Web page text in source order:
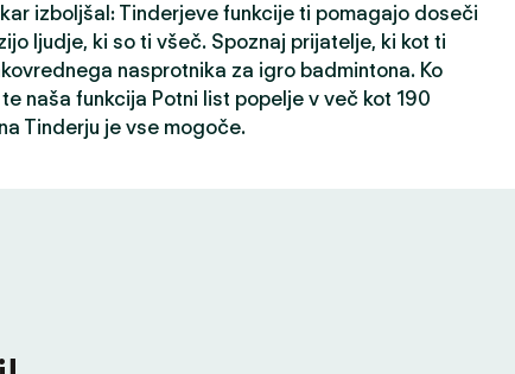
izboljšal: Tinderjeve funkcije ti pomagajo doseči
ljudje, ki so ti všeč. Spoznaj prijatelje, ki kot ti
nasprotnika za igro badmintona. Ko
naša funkcija Potni list popelje v več kot 190
Tinderju je vse mogoče.